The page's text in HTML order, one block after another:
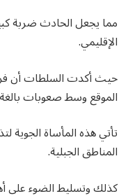
مما يجعل الحادث ضربة
الإقليمي.
حيث أكدت السلطات أن
الموقع وسط صعوبات
تأتي هذه المأساة الجوية
المناطق الجبلية.
كذلك وتسليط الضوء على